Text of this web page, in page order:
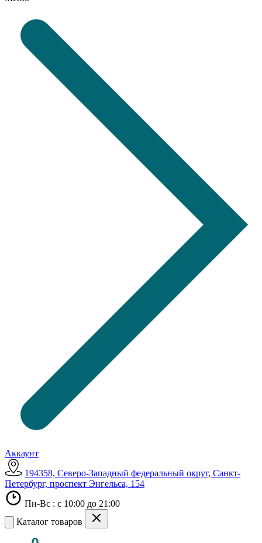
Аккаунт
194358, Северо-Западный федеральный округ, Санкт-
Петербург, проспект Энгельса, 154
Пн-Вс : с 10:00 до 21:00
Каталог товаров